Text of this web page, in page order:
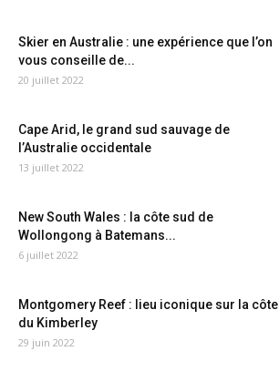
Skier en Australie : une expérience que l’on
vous conseille de...
20 juillet 2022
Cape Arid, le grand sud sauvage de
l’Australie occidentale
13 juillet 2022
New South Wales : la côte sud de
Wollongong à Batemans...
6 juillet 2022
Montgomery Reef : lieu iconique sur la côte
du Kimberley
29 juin 2022